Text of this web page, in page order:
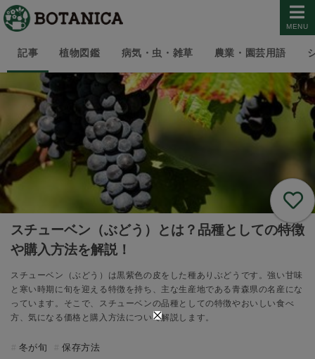
MENU
記事 植物図鑑 病気・虫・雑草 農業・園芸用語
スチューベン（ぶどう）とは？品種としての特徴
や購入方法を解説！
スチューベン（ぶどう）は黒紫色の皮をした種ありぶどうです。強い甘味
と寒い時期に旬を迎える特徴を持ち、主な生産地である青森県の名産にな
っています。そこで、スチューベンの品種としての特徴やおいしい食べ
方、気になる価格と購入方法について解説します。
冬が旬 保存方法